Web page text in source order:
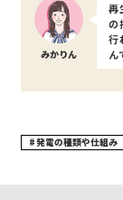
みかりん
再
の
行
ん
発電の種類や仕組み